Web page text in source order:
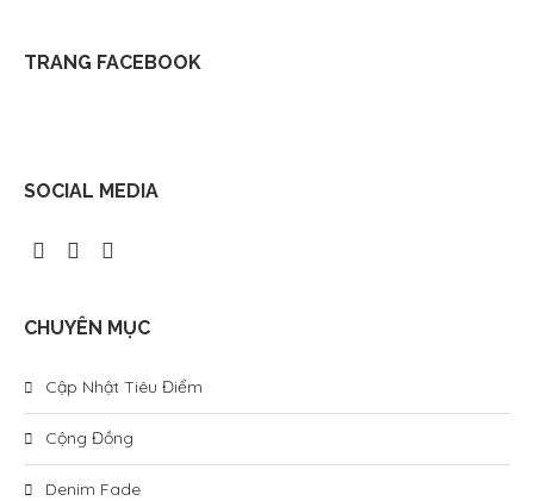
TRANG FACEBOOK
SOCIAL MEDIA
CHUYÊN MỤC
Cập Nhật Tiêu Điểm
Cộng Đồng
Denim Fade